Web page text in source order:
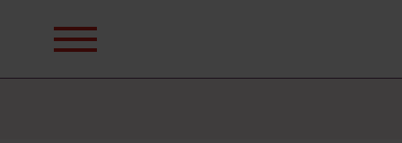
efter: